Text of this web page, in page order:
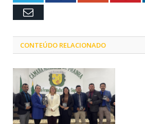
Email
CONTEÚDO RELACIONADO